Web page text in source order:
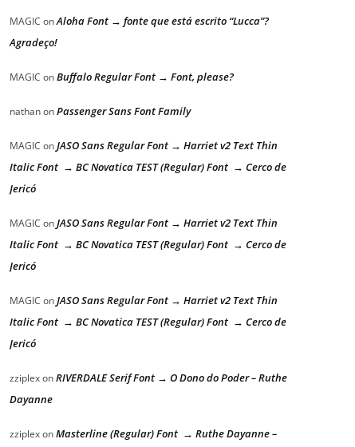
MAGIC onAloha Font → fonte que está escrito “Lucca”?
Agradeço!
MAGIC onBuffalo Regular Font → Font, please?
nathanonPassenger Sans Font Family
MAGIC onJASO Sans Regular Font → Harriet v2 Text Thin
Italic Font → BC Novatica TEST (Regular) Font → Cerco de
Jericó
MAGIC onJASO Sans Regular Font → Harriet v2 Text Thin
Italic Font → BC Novatica TEST (Regular) Font → Cerco de
Jericó
MAGIC onJASO Sans Regular Font → Harriet v2 Text Thin
Italic Font → BC Novatica TEST (Regular) Font → Cerco de
Jericó
zziplexonRIVERDALE Serif Font → O Dono do Poder – Ruthe
Dayanne
zziplexonMasterline (Regular) Font → Ruthe Dayanne –